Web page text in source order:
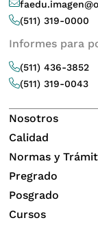
(511) 319-0000
Informes para
(511) 436-3852
(511) 319-0043
Nosotros
Calidad
Normas y
Pregrado
Posgrado
Cursos